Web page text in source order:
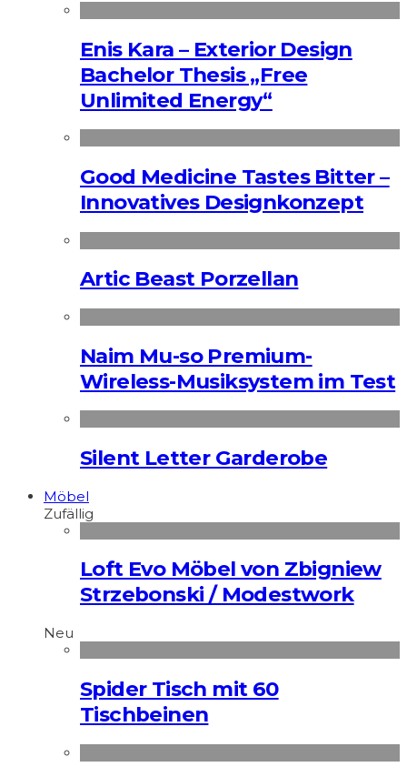
Enis Kara – Exterior Design
Bachelor Thesis „Free
Unlimited Energy“
Good Medicine Tastes Bitter –
Innovatives Designkonzept
Artic Beast Porzellan
Naim Mu-so Premium-
Wireless-Musiksystem im Test
Silent Letter Garderobe
Möbel
Zufällig
Loft Evo Möbel von Zbigniew
Strzebonski / Modestwork
Neu
Spider Tisch mit 60
Tischbeinen